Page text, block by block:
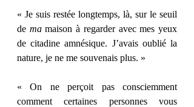
« Je suis restée longtemps, là, sur le seuil
de ma maison à regarder avec mes yeux
de citadine amnésique. J’avais oublié la
nature, je ne me souvenais plus. »
« On ne perçoit pas consciemment
comment certaines personnes vous